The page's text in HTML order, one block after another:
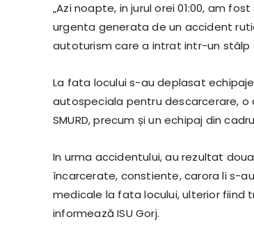
„Azi noapte, in jurul orei 01:00, am
urgenta generata de un accident
autoturism care a intrat intr-un stâlp
La fata locului s-au deplasat
autospeciala pentru descarcerare,
SMURD, precum și un echipaj din
In urma accidentului, au rezultat
încarcerate, constiente, carora li s-
medicale la fata locului, ulterior
informează ISU Gorj.